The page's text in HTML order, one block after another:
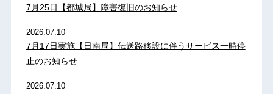
7月25日【都城局】障害復旧のお知らせ
2026.07.10
7月17日実施【日南局】伝送路移設に伴うサービス一時停
止のお知らせ
2026.07.10